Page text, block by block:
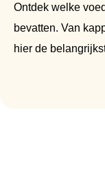
Ontdek welke
bevatten. Van
hier de